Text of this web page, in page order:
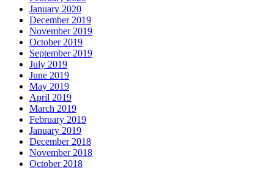
January 2020
December 2019
November 2019
October 2019
September 2019
July 2019
June 2019
May 2019
April 2019
March 2019
February 2019
January 2019
December 2018
November 2018
October 2018